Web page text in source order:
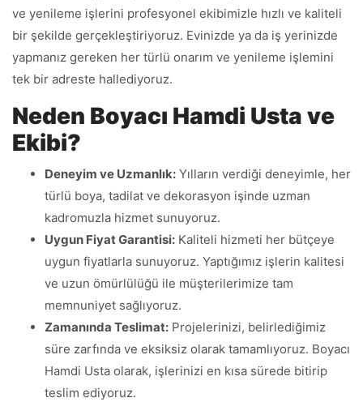
ve yenileme işlerini profesyonel ekibimizle hızlı ve kaliteli
bir şekilde gerçekleştiriyoruz. Evinizde ya da iş yerinizde
yapmanız gereken her türlü onarım ve yenileme işlemini
tek bir adreste hallediyoruz.
Neden Boyacı Hamdi Usta ve
Ekibi?
Deneyim ve Uzmanlık: Yılların verdiği deneyimle, her
türlü boya, tadilat ve dekorasyon işinde uzman
kadromuzla hizmet sunuyoruz.
Uygun Fiyat Garantisi: Kaliteli hizmeti her bütçeye
uygun fiyatlarla sunuyoruz. Yaptığımız işlerin kalitesi
ve uzun ömürlülüğü ile müşterilerimize tam
memnuniyet sağlıyoruz.
Zamanında Teslimat: Projelerinizi, belirlediğimiz
süre zarfında ve eksiksiz olarak tamamlıyoruz. Boyacı
Hamdi Usta olarak, işlerinizi en kısa sürede bitirip
teslim ediyoruz.